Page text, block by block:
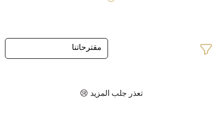
تعذر جلب المزيد 😢